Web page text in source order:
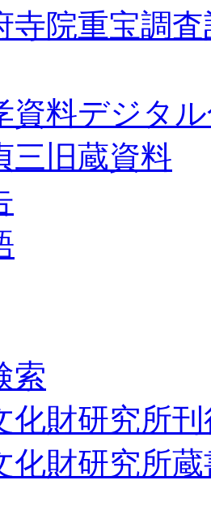
寺院重宝調
資料デジタ
三旧蔵資料
索
化財研究所
化財研究所